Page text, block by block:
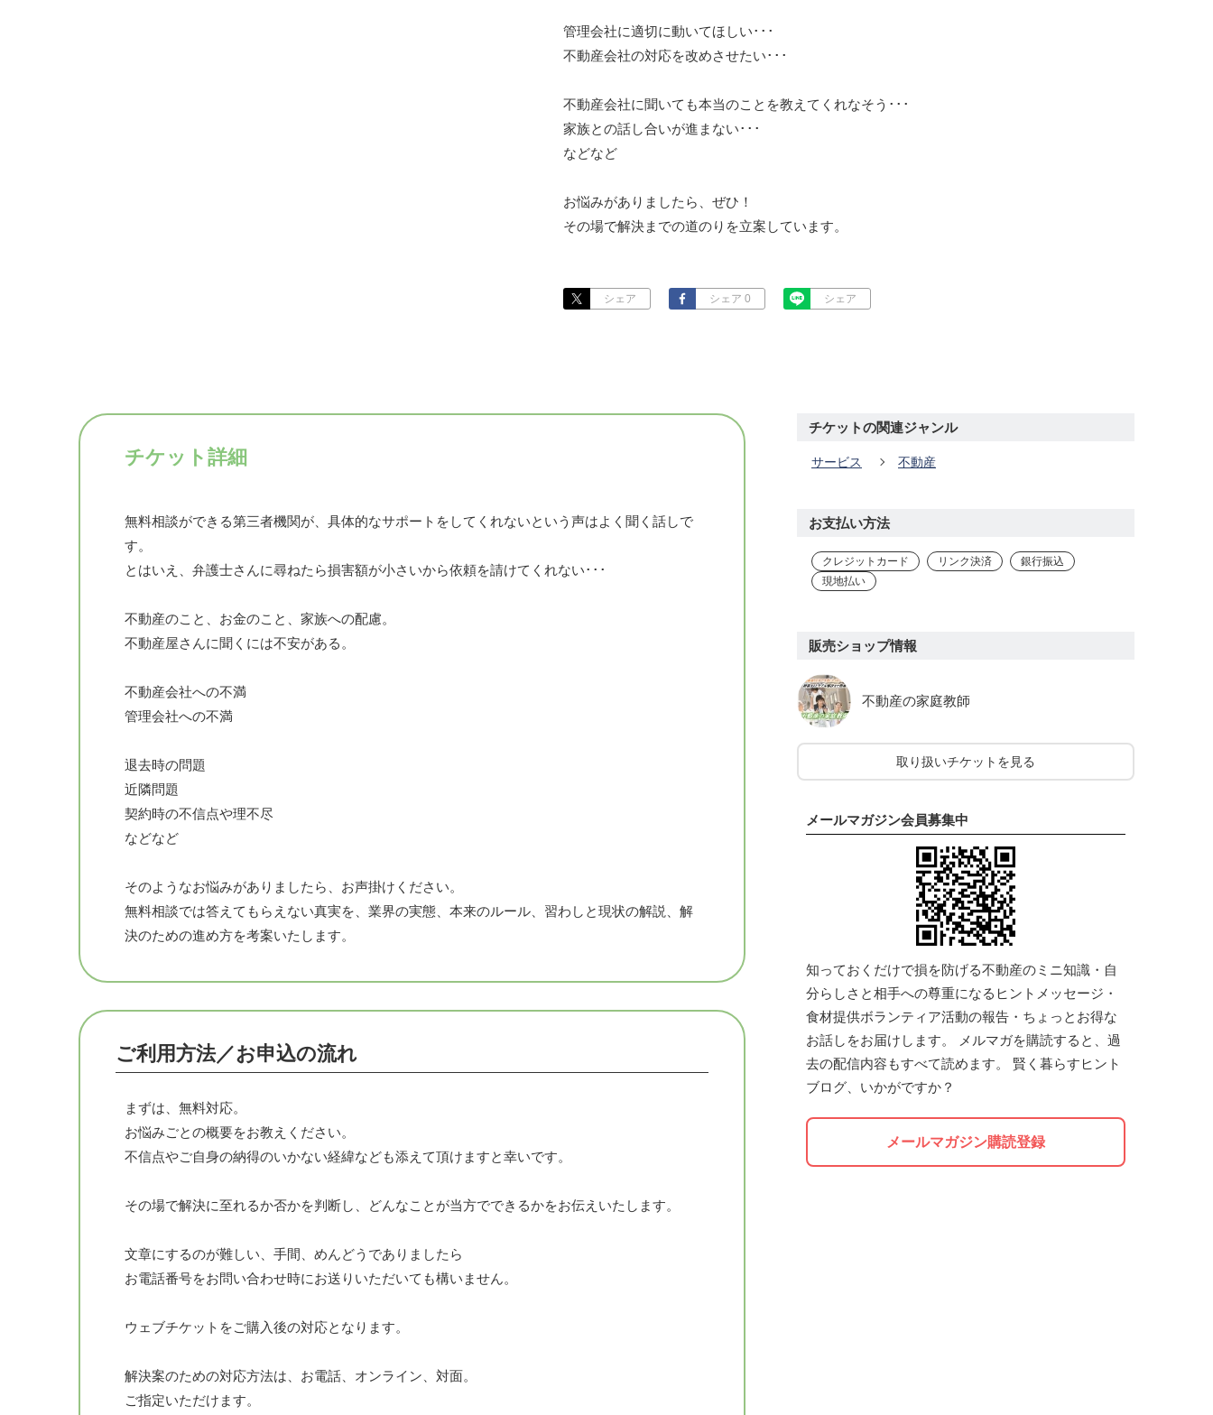
管理会社に適切に動いてほしい･･･
不動産会社の対応を改めさせたい･･･
不動産会社に聞いても本当のことを教えてくれなそう･･･
家族との話し合いが進まない･･･
などなど
お悩みがありましたら、ぜひ！
その場で解決までの道のりを立案しています。
シェア シェア 0 シェア
チケット詳細
無料相談ができる第三者機関が、具体的なサポートをしてくれないという声はよく聞く話しで
す。
とはいえ、弁護士さんに尋ねたら損害額が小さいから依頼を請けてくれない･･･
不動産のこと、お金のこと、家族への配慮。
不動産屋さんに聞くには不安がある。
不動産会社への不満
管理会社への不満
退去時の問題
近隣問題
契約時の不信点や理不尽
などなど
そのようなお悩みがありましたら、お声掛けください。
無料相談では答えてもらえない真実を、業界の実態、本来のルール、習わしと現状の解説、解
決のための進め方を考案いたします。
ご利用方法／お申込の流れ
まずは、無料対応。
お悩みごとの概要をお教えください。
不信点やご自身の納得のいかない経緯なども添えて頂けますと幸いです。
その場で解決に至れるか否かを判断し、どんなことが当方でできるかをお伝えいたします。
文章にするのが難しい、手間、めんどうでありましたら
お電話番号をお問い合わせ時にお送りいただいても構いません。
ウェブチケットをご購入後の対応となります。
解決案のための対応方法は、お電話、オンライン、対面。
ご指定いただけます。
チケットの関連ジャンル
サービス 不動産
お支払い方法
クレジットカード リンク決済
銀行振込
現地払い
販売ショップ情報
不動産の家庭教師
取り扱いチケットを見る
メールマガジン会員募集中
知っておくだけで損を防げる不動産のミニ知識・自
分らしさと相手への尊重になるヒントメッセージ・
食材提供ボランティア活動の報告・ちょっとお得な
お話しをお届けします。 メルマガを購読すると、過
去の配信内容もすべて読めます。 賢く暮らすヒント
ブログ、いかがですか？
メールマガジン購読登録